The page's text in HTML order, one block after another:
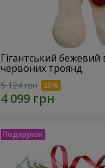
Гігантський бежевий
червоних троянд
5 124 грн